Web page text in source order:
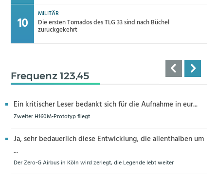
MILITÄR
Die ersten Tornados des TLG 33 sind nach Büchel
zurückgekehrt
Frequenz 123,45
Ein kritischer Leser bedankt sich für die Aufnahme in eur...
Zweiter H160M-Prototyp fliegt
Ja, sehr bedauerlich diese Entwicklung, die allenthalben um
...
Der Zero-G Airbus in Köln wird zerlegt, die Legende lebt weiter